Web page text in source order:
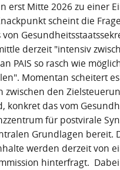
erst Mitte 2026 zu einer
scheint die
von
derzeit "intensiv
PAIS so rasch wie
Momentan scheitert
zwischen den
konkret das vom
für postvirale
Grundlagen bereit.
werden derzeit von
hinterfragt.